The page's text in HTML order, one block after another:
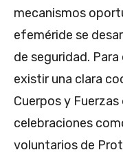
mecanismos
efeméride se
de seguridad.
existir una clara
Cuerpos y
celebraciones
voluntarios de